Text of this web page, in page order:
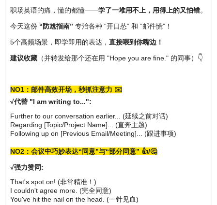
职场英语的痛，懂的都懂——学了一堆用不上，用得上的又怕错。
今天这份 “防尬指南” 专治各种 “开口怂” 和 “邮件慌”！
5个高频场景，即学即用的表达， 直接喂到你嘴边！
建议收藏 （并转发给那个还在用 "Hope you are fine." 的同事）👇
NO1：邮件高效开场，秒抓注意力 ✉️
√代替 "I am writing to...":
Further to our conversation earlier... (延续之前对话)
Regarding [Topic/Project Name]... (直奔主题)
Following up on [Previous Email/Meeting]... (跟进事项)
NO2：会议中巧妙表达“同意”与“部分同意” 👍/🤔
√强力赞同:
That's spot on! (非常精准！)
I couldn't agree more. (完全同意)
You've hit the nail on the head. (一针见血)